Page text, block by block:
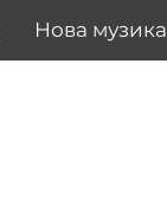
Нова музика